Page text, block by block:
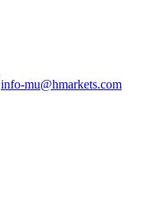
info-mu@hmarkets.com